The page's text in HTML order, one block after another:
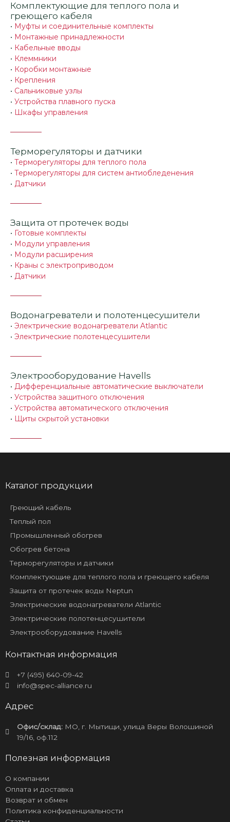
Комплектующие для теплого пола и
греющего кабеля
• Муфты и соединительные комплекты
• Монтажные принадлежности
• Кабельные вводы
• Клеммники
• Коробки монтажные
• Крепления
• Сальниковые узлы
• Устройства плавного пуска
• Шкафы управления
Терморегуляторы и датчики
• Терморегуляторы для теплого пола
• Терморегуляторы для систем антиобледенения
• Датчики
Защита от протечек воды
• Готовые комплекты
• Модули управления
• Модули расширения
• Краны с электроприводом
• Датчики
Водонагреватели и полотенцесушители
• Электрические водонагреватели Atlantic
• Электрические полотенцесушители
Электрооборудование Havells
• Дифференциальные автоматические выключатели
• Устройства защитного отключения
• Устройства автоматического отключения
• Щиты скрытой установки
Каталог продукции
Греющий кабель
Теплый пол
Промышленный обогрев
Обогрев бетона
Терморегуляторы и датчики
Комплектующие для теплого пола и греющего кабеля
Защита от протечек воды Neptun
Электрические водонагреватели Atlantic
Электрические полотенцесушители
Электрооборудование Havells
Контактная информация
+7 (495) 640-09-42
info@spec-alliance.ru
Адрес
Офис/склад:МО, г. Мытищи, улица Веры Волошиной
19/16, оф.112
Полезная информация
О компании
Оплата и доставка
Возврат и обмен
Политика конфиденциальности